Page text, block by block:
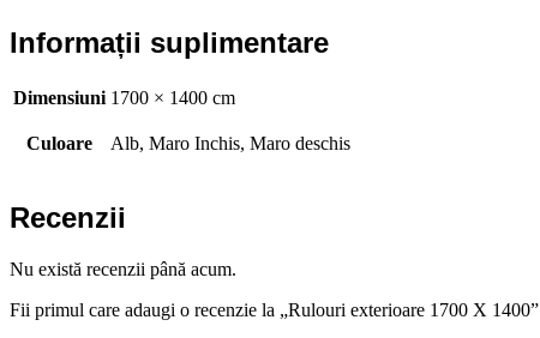
Informații suplimentare
Dimensiuni 1700 × 1400 cm
Culoare Alb, Maro Inchis, Maro deschis
Recenzii
Nu există recenzii până acum.
Fii primul care adaugi o recenzie la „Rulouri exterioare 1700 X 1400”